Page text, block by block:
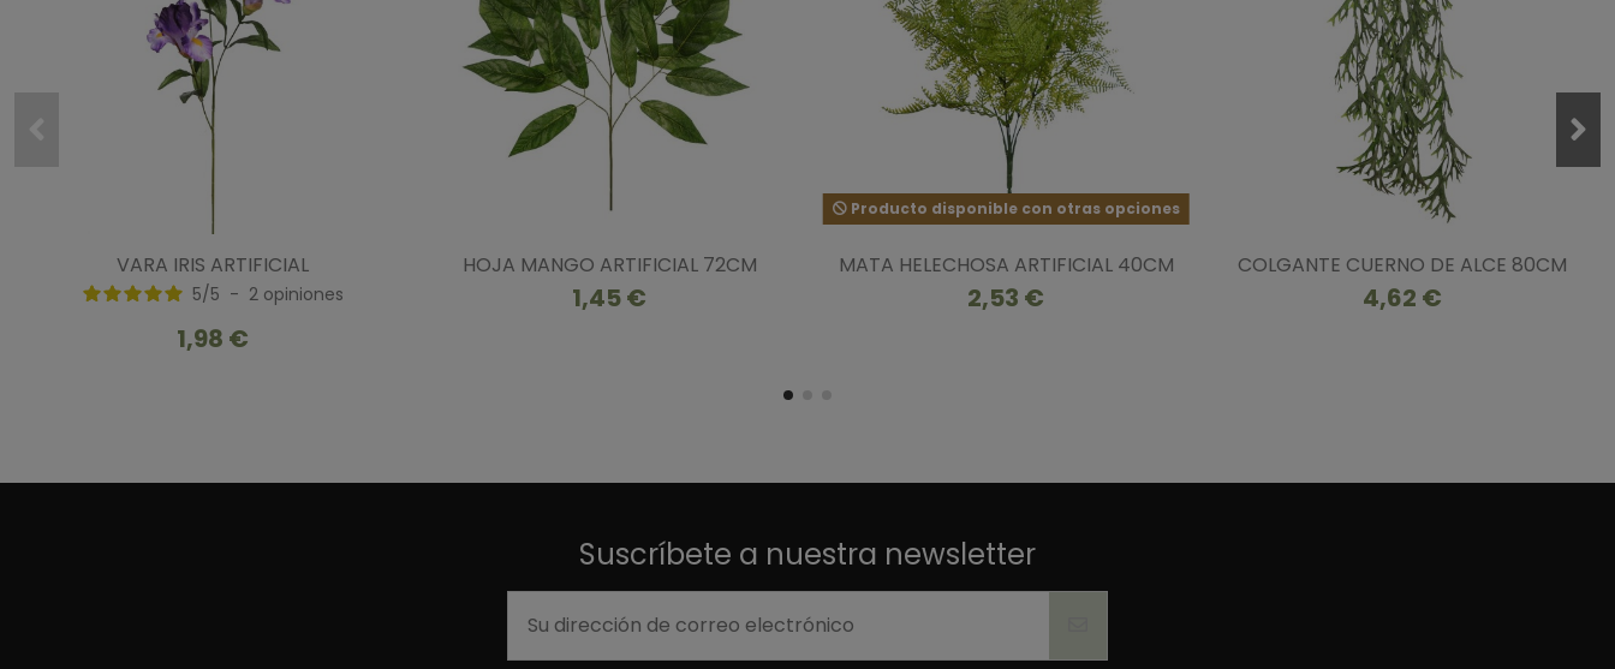
VARA IRIS ARTIFICIAL
5/5 - 2 opiniones
1,98 €
HOJA MANGO ARTIFICIAL 72CM
1,45 €
Producto disponible con otras opciones
MATA HELECHOSA ARTIFICIAL 40CM
2,53 €
COLGANTE CUERNO DE ALCE 80CM
4,62 €
Suscríbete a nuestra newsletter